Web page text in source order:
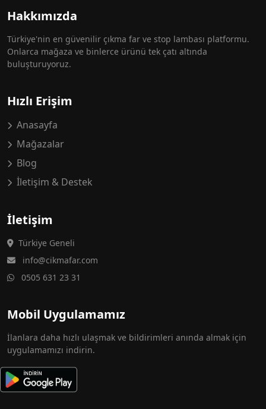
Hakkımızda
Türkiye'nin en güvenilir çıkma far ve stop lambası platformu.
Onlarca mağaza ve binlerce ürünü tek çatı altında
buluşturuyoruz.
Hızlı Erişim
Anasayfa
Mağazalar
Blog
İletişim & Destek
İletişim
Türkiye Geneli
info@cikmafar.com
0505 631 23 31
Mobil Uygulamamız
İlanlara daha hızlı ulaşmak ve bildirimleri anında almak için
uygulamamızı indirin.